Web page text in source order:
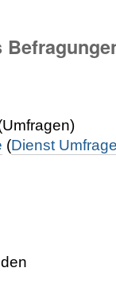
(Dienst